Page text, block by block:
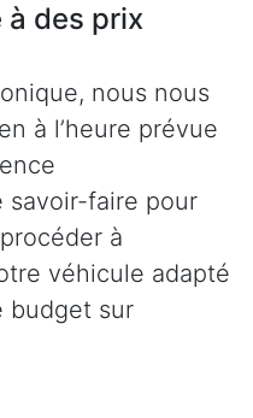
des prix
nous nous
à l’heure prévue
savoir-faire pour
à
véhicule adapté
budget sur